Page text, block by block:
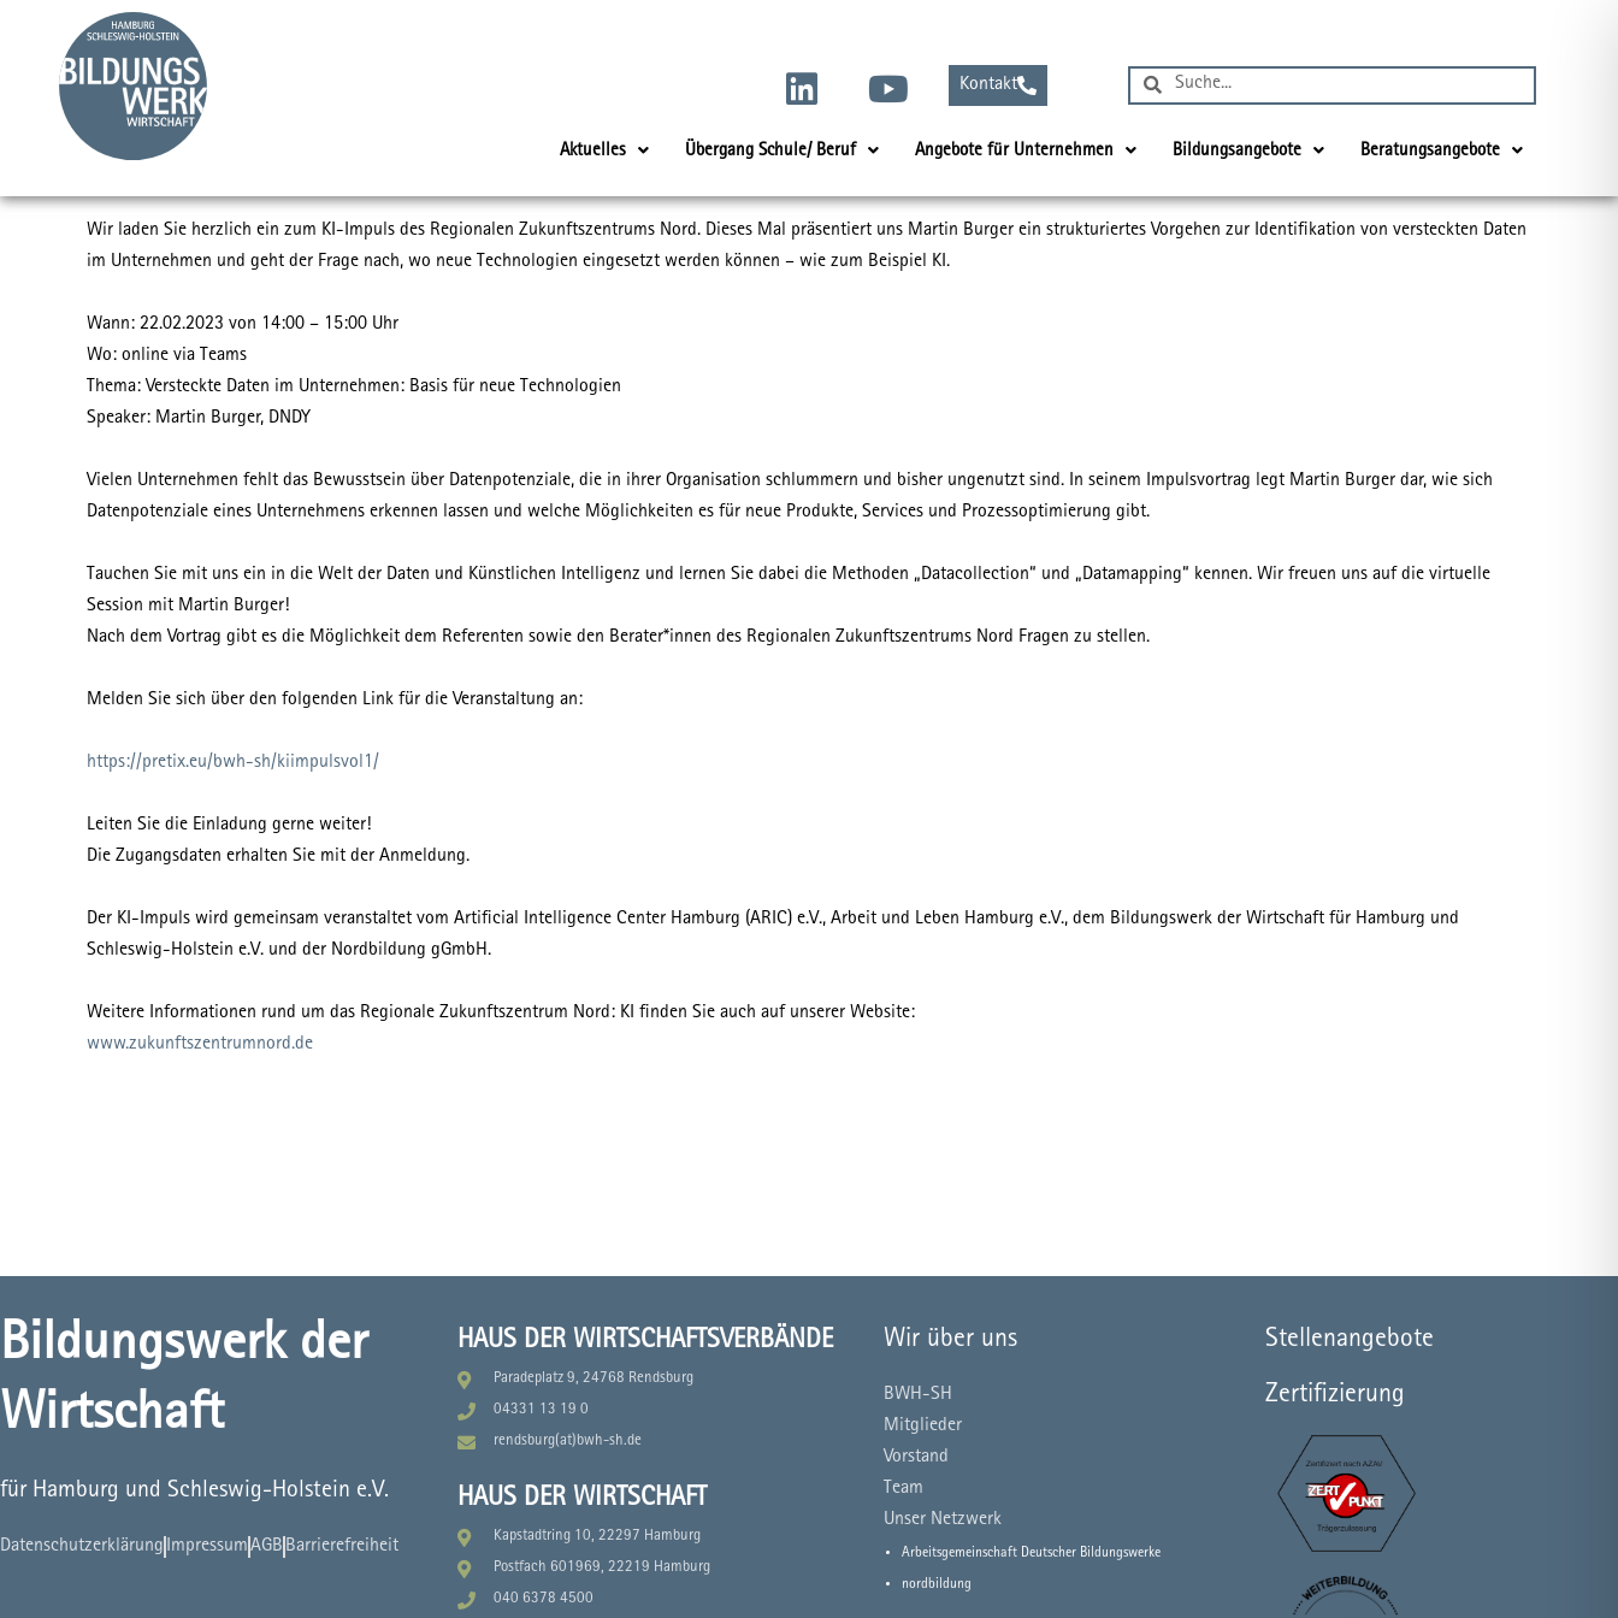
springen
L
i
n
e
d
Y
o
u
b
Kontakt SucheSuche
Aktuelles Übergang Schule/ Beruf Angebote für Unternehmen Bildungsangebote Beratungsangebote
Wir laden Sie herzlich ein zum KI-Impuls des Regionalen Zukunftszentrums Nord. Dieses Mal präsentiert uns Martin Burger ein strukturiertes Vorgehen zur Identifikation von versteckten Daten
im Unternehmen und geht der Frage nach, wo neue Technologien eingesetzt werden können – wie zum Beispiel KI.
Wann: 22.02.2023 von 14:00 – 15:00 Uhr
Wo: online via Teams
Thema: Versteckte Daten im Unternehmen: Basis für neue Technologien
Speaker: Martin Burger, DNDY
Vielen Unternehmen fehlt das Bewusstsein über Datenpotenziale, die in ihrer Organisation schlummern und bisher ungenutzt sind. In seinem Impulsvortrag legt Martin Burger dar, wie sich
Datenpotenziale eines Unternehmens erkennen lassen und welche Möglichkeiten es für neue Produkte, Services und Prozessoptimierung gibt.
Tauchen Sie mit uns ein in die Welt der Daten und Künstlichen Intelligenz und lernen Sie dabei die Methoden „Datacollection“ und „Datamapping“ kennen. Wir freuen uns auf die virtuelle
Session mit Martin Burger!
Nach dem Vortrag gibt es die Möglichkeit dem Referenten sowie den Berater*innen des Regionalen Zukunftszentrums Nord Fragen zu stellen.
Melden Sie sich über den folgenden Link für die Veranstaltung an:
https://pretix.eu/bwh-sh/kiimpulsvol1/
Leiten Sie die Einladung gerne weiter!
Die Zugangsdaten erhalten Sie mit der Anmeldung.
Der KI-Impuls wird gemeinsam veranstaltet vom Artificial Intelligence Center Hamburg (ARIC) e.V., Arbeit und Leben Hamburg e.V., dem Bildungswerk der Wirtschaft für Hamburg und
Schleswig-Holstein e.V. und der Nordbildung gGmbH.
Weitere Informationen rund um das Regionale Zukunftszentrum Nord: KI finden Sie auch auf unserer Website:
www.zukunftszentrumnord.de
Bildungswerk der
Wirtschaft
für Hamburg und Schleswig-Holstein e.V.
Datenschutzerklärung ImpressumAGB Barrierefreiheit
HAUS DER WIRTSCHAFTSVERBÄNDE
Paradeplatz 9, 24768 Rendsburg
04331 13 19 0
rendsburg(at)bwh-sh.de
HAUS DER WIRTSCHAFT
Kapstadtring 10, 22297 Hamburg
Postfach 601969, 22219 Hamburg
040 6378 4500
Wir über uns
BWH-SH
Mitglieder
Vorstand
Team
Unser Netzwerk
Arbeitsgemeinschaft Deutscher Bildungswerke
nordbildung
Stellenangebote
Zertifizierung